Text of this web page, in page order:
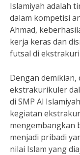
Islamiyah adalah
dalam kompetisi
Ahmad,
kerja keras dan
futsal di
Dengan
ekstrakurikuler
di SMP Al
kegiatan
mengembangkan
menjadi pribadi
nilai Islam yang